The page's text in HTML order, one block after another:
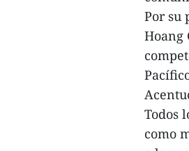
Por su
Hoang
Todos
como